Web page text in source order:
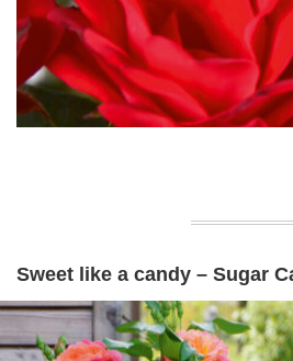
Sweet like a candy – Sugar